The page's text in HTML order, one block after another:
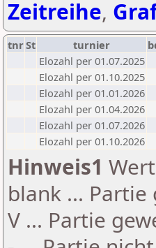
Zeitreihe,
tnrSt turnier
Elozahl per 01.07.2025
Elozahl per 01.10.2025
Elozahl per 01.01.2026
Elozahl per 01.04.2026
Elozahl per 01.07.2026
Elozahl per 01.10.2026
Hinweis1
blank ...
V ... Partie